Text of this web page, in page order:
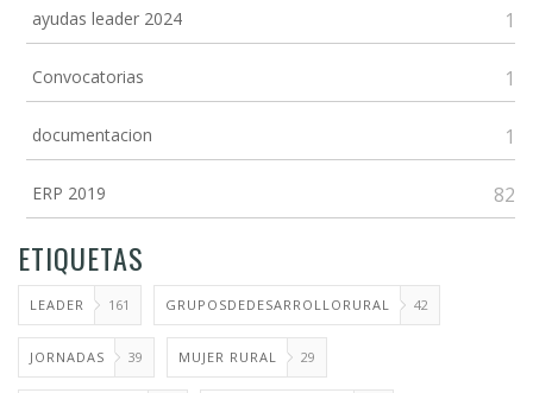
ayudas leader 2024 1
Convocatorias 1
documentacion 1
ERP 2019 82
ETIQUETAS
LEADER 161 GRUPOSDEDESARROLLORURAL 42
JORNADAS 39 MUJER RURAL 29